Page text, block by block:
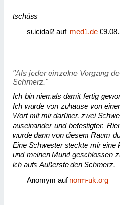
tschüss
suicidal2 auf med1.de
"Als jeder einzelne Vorgang
Schmerz."
Ich bin niemals damit fertig
Ich wurde von zuhause von
Wort mit mir darüber, zwei
auseinander und befestigten
wurde dann von diesem Raum
Eine Schwester steckte mir eine
und meinen Mund geschlossen
ich aufs Äußerste den Schmerz.
Anomym auf norm-uk.org